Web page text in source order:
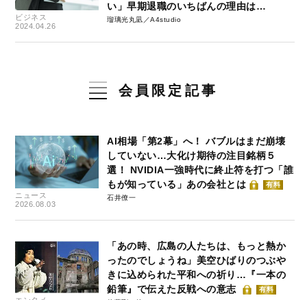
ビジネス
2024.04.26
い」早期退職のいちばんの理由は…
瑠璃光丸凪／A4studio
会員限定記事
ニュース
2026.08.03
AI相場「第2幕」へ！ バブルはまだ崩壊
していない…大化け期待の注目銘柄５
選！ NVIDIA一強時代に終止符を打つ「誰
もが知っている」あの会社とは
有料
石井僚一
「あの時、広島の人たちは、もっと熱か
ったのでしょうね」美空ひばりのつぶや
きに込められた平和への祈り…『一本の
鉛筆』で伝えた反戦への意志
有料